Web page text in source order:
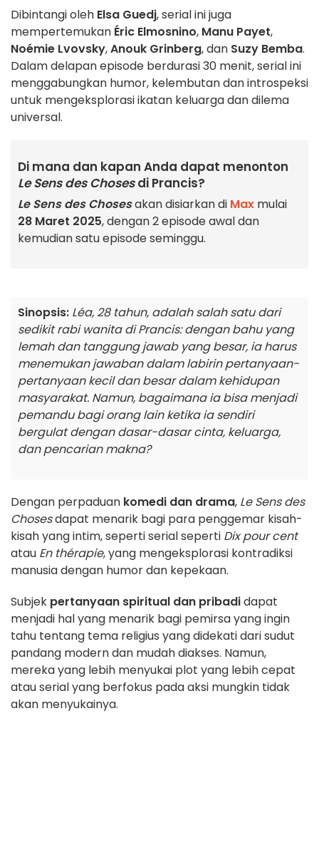
Dibintangi oleh Elsa Guedj, serial ini juga
mempertemukan Éric Elmosnino, Manu Payet,
Noémie Lvovsky,Anouk Grinberg, dan Suzy Bemba.
Dalam delapan episode berdurasi 30 menit, serial ini
menggabungkan humor, kelembutan dan introspeksi
untuk mengeksplorasi ikatan keluarga dan dilema
universal.
Di mana dan kapan Anda dapat menonton
Le Sens des Chosesdi Prancis?
Le Sens des Chosesakan disiarkan di Max mulai
28 Maret 2025, dengan 2 episode awal dan
kemudian satu episode seminggu.
Sinopsis: Léa, 28 tahun, adalah salah satu dari
sedikit rabi wanita di Prancis: dengan bahu yang
lemah dan tanggung jawab yang besar, ia harus
menemukan jawaban dalam labirin pertanyaan-
pertanyaan kecil dan besar dalam kehidupan
masyarakat. Namun, bagaimana ia bisa menjadi
pemandu bagi orang lain ketika ia sendiri
bergulat dengan dasar-dasar cinta, keluarga,
dan pencarian makna?
Dengan perpaduan komedi dan drama, Le Sens des
Chosesdapat menarik bagi para penggemar kisah-
kisah yang intim, seperti serial seperti Dix pour cent
atau En thérapie, yang mengeksplorasi kontradiksi
manusia dengan humor dan kepekaan.
Subjek pertanyaan spiritual dan pribadidapat
menjadi hal yang menarik bagi pemirsa yang ingin
tahu tentang tema religius yang didekati dari sudut
pandang modern dan mudah diakses. Namun,
mereka yang lebih menyukai plot yang lebih cepat
atau serial yang berfokus pada aksi mungkin tidak
akan menyukainya.